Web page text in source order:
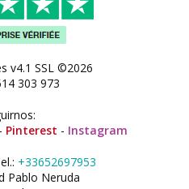
v4.1 SSL ©2026
303 973
- Pinterest - Instagram
+33652697953
Pablo Neruda